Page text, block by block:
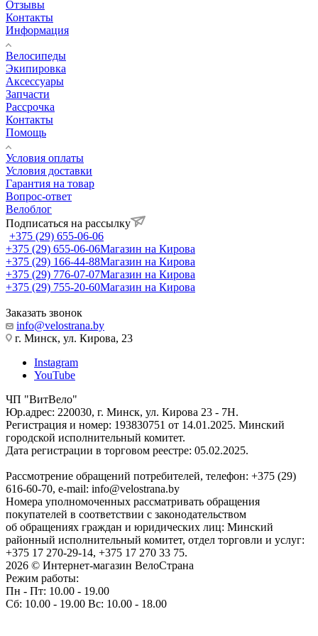
Отзывы
Контакты
Информация
Велосипеды
Экипировка
Аксессуары
Запчасти
Рассрочка
Контакты
Помощь
Условия оплаты
Условия доставки
Гарантия на товар
Вопрос-ответ
Велоблог
Подписаться на рассылку
+375 (29) 655-06-06
+375 (29) 655-06-06Магазин на Кирова
+375 (29) 166-44-88Магазин на Кирова
+375 (29) 776-07-07Магазин на Кирова
+375 (29) 755-20-60Магазин на Кирова
Заказать звонок
info@velostrana.by
г. Минск, ул. Кирова, 23
Instagram
YouTube
ЧП "ВитВело"
Юр.адрес: 220030, г. Минск, ул. Кирова 23 - 7Н.
Регистрация и номер: 193830751 от 14.01.2025. Минский
городской исполнительный комитет.
Дата регистрации в торговом реестре: 05.02.2025.
Рассмотрение обращений потребителей, телефон: +375 (29)
616-60-70, e-mail: info@velostrana.by
Номера уполномоченных рассматривать обращения
покупателей в соответствии с законодательством
об обращениях граждан и юридических лиц: Минский
районный исполнительный комитет, отдел торговли и услуг:
+375 17 270-29-14, +375 17 270 33 75.
2026 © Интернет-магазин ВелоСтрана
Режим работы:
Пн - Пт: 10.00 - 19.00
Сб: 10.00 - 19.00 Вс: 10.00 - 18.00